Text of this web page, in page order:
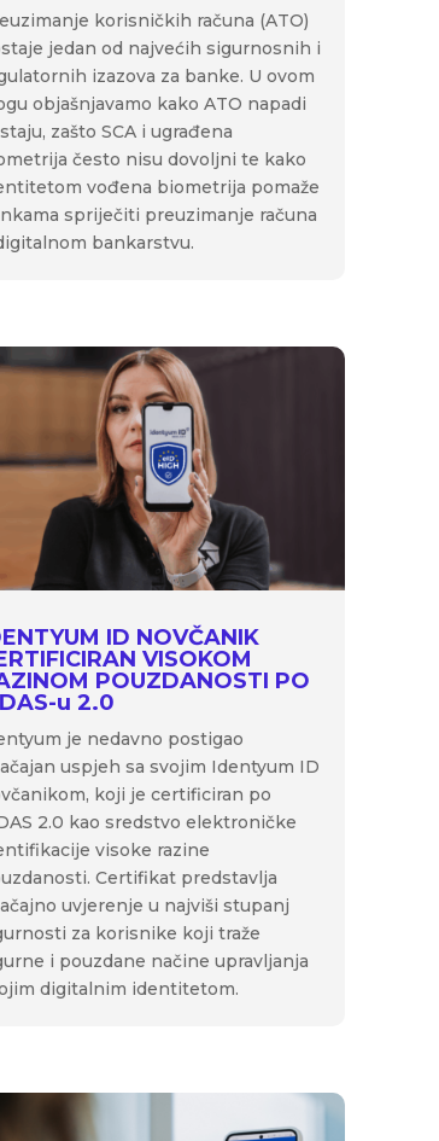
korisničkih računa (ATO)
jedan od najvećih sigurnosnih i
izazova za banke. U ovom
objašnjavamo kako ATO napadi
zašto SCA i ugrađena
često nisu dovoljni te kako
vođena biometrija pomaže
spriječiti preuzimanje računa
bankarstvu.
ID NOVČANIK
VISOKOM
POUZDANOSTI PO
u 2.0
je nedavno postigao
uspjeh sa svojim Identyum ID
koji je certificiran po
2.0 kao sredstvo elektroničke
visoke razine
Certifikat predstavlja
uvjerenje u najviši stupanj
za korisnike koji traže
i pouzdane načine upravljanja
digitalnim identitetom.